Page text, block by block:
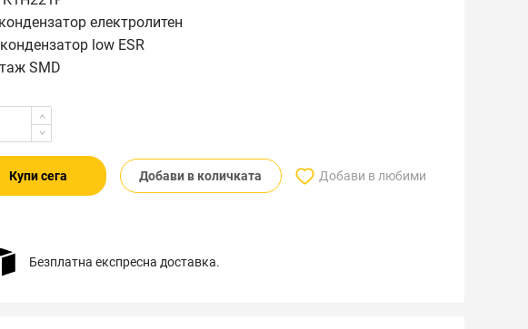
електролитен
low ESR
SMD
Купи сега Добави в количката Добави в любими
Безплатна експресна доставка.